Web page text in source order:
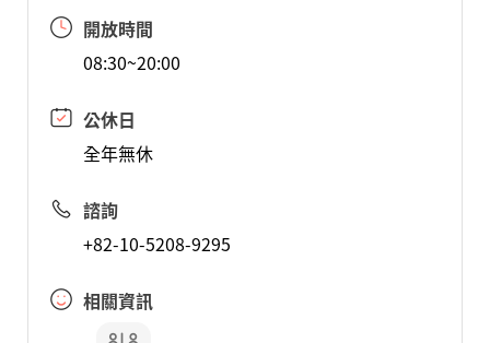
開放時間
08:30~20:00
公休日
全年無休
諮詢
+82-10-5208-9295
相關資訊